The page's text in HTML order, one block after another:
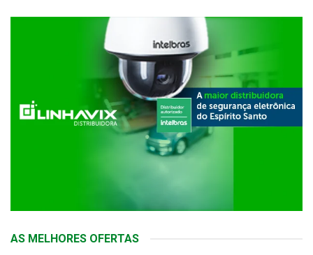
AS MELHORES OFERTAS